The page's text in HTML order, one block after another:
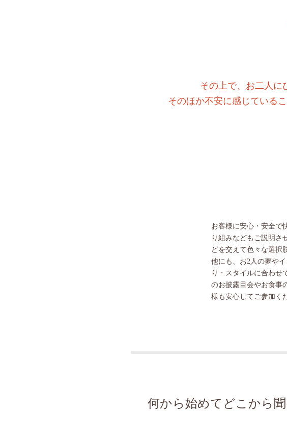
その上で、お二人に
そのほか不安に感じている
お客様に安心・安全で
り組みなどもご説明さ
どを交えて色々な選択
他にも、お2人の夢や
り・スタイルに合わせ
のお披露目会やお食事
様も安心してご参加く
何から始めてどこから